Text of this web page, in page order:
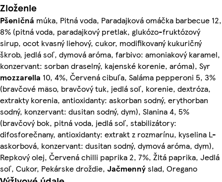
Zloženie
Pšeničná múka, Pitná voda, Paradajková omáčka barbecue 12,
8% (pitná voda, paradajkový pretlak, glukózo-fruktózový
sirup, ocot kvasný liehový, cukor, modifikovaný kukuričný
škrob, jedlá soľ, dymová aróma, farbivo: amoniakový karamel,
konzervant: sorban draselný, kajenské korenie, aróma), Syr
mozzarella 10, 4%, Červená cibuľa, Saláma pepperoni 5, 3%
(bravčové mäso, bravčový tuk, jedlá soľ, korenie, dextróza,
extrakty korenia, antioxidanty: askorban sodný, erythorban
sodný, konzervant: dusitan sodný, dym), Slanina 4, 5%
(bravčový bok, pitná voda, jedlá soľ, stabilizátory:
difosforečnany, antioxidanty: extrakt z rozmarínu, kyselina L-
askorbová, konzervant: dusitan sodný, dymová aróma, dym),
Repkový olej, Červená chilli paprika 2, 7%, Žltá paprika, Jedlá
soľ, Cukor, Pekárske droždie, Jačmennýslad, Oregano